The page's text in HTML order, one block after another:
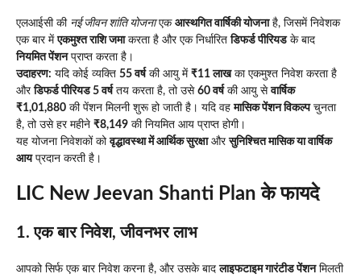
एलआईसी की नई जीवन शांति योजनाएक आस्थगित वार्षिकी योजनाहै, जिसमें निवेशक
एक बार मेंएकमुश्त राशि जमाकरता है और एक निर्धारितडिफर्ड पीरियडके बाद
नियमित पेंशनप्राप्त करता है।
उदाहरण: यदि कोई व्यक्ति 55 वर्षकी आयु में ₹11 लाखका एकमुश्त निवेश करता है
औरडिफर्ड पीरियड 5 वर्षतय करता है, तो उसे 60 वर्षकी आयु सेवार्षिक
₹1,01,880 की पेंशन मिलनी शुरू हो जाती है। यदि वहमासिक पेंशन विकल्पचुनता
है, तो उसे हर महीने ₹8,149 की नियमित आय प्राप्त होगी।
यह योजना निवेशकों कोवृद्धावस्था में आर्थिक सुरक्षाऔरसुनिश्चित मासिक या वार्षिक
आयप्रदान करती है।
LIC New Jeevan Shanti Plan के फायदे
1. एक बार निवेश, जीवनभर लाभ
आपको सिर्फ एक बार निवेश करना है, और उसके बादलाइफटाइम गारंटीड पेंशनमिलती